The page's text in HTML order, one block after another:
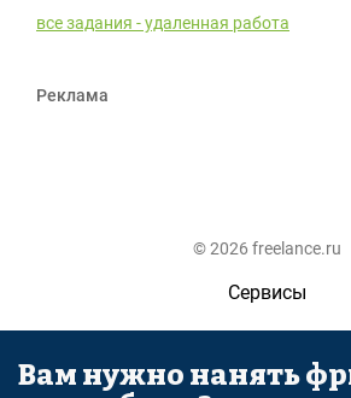
все задания - удаленная работа
Реклама
© 2026 freelance.ru
Сервисы
Помощь
Поиск
Вам нужно нанять